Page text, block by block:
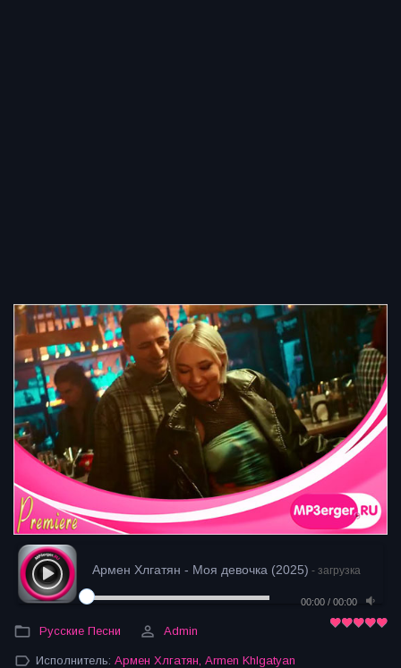
Армен Хлгатян - Моя девочка (2025) - загрузка
00:00 / 00:00
Русские Песни Admin
Исполнитель: Армен Хлгатян Armen Khlgatyan